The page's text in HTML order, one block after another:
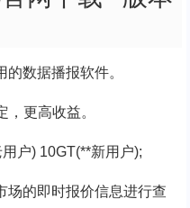
数据播报软件。
更高收益。
户) 10GT(**新用户);
场的即时报价信息进行查